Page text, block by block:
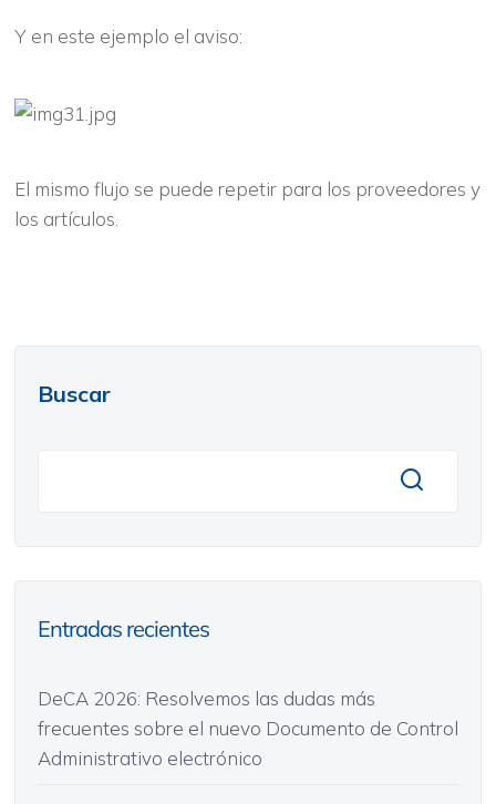
Y en este ejemplo el aviso:
El mismo flujo se puede repetir para los proveedores y
los artículos.
Buscar
Entradas recientes
DeCA 2026: Resolvemos las dudas más
frecuentes sobre el nuevo Documento de Control
Administrativo electrónico